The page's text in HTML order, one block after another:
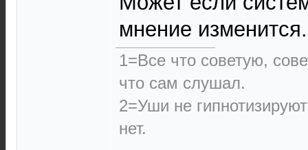
мнение изменится.
1=Все что советую,
что сам слушал.
2=Уши не
нет.